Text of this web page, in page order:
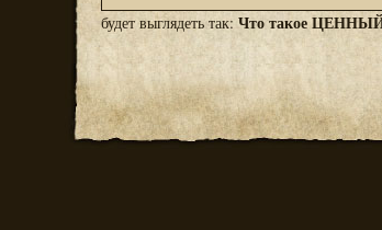
будет выглядеть так: Что такое